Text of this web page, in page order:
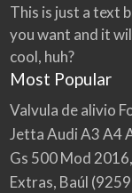
This is just a text
you want and it
cool, huh?
Most Popular
Valvula de alivio
Jetta Audi A3 A4
Gs 500 Mod
Extras, Baúl